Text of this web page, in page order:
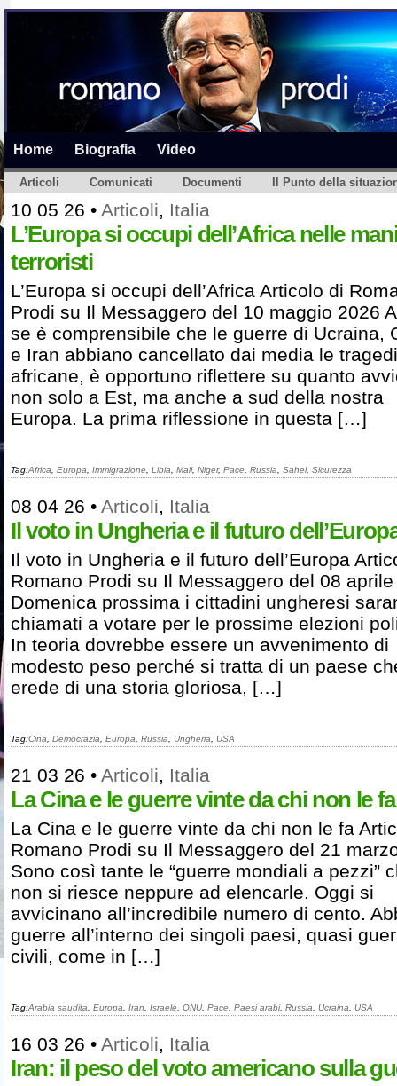
Home Biografia Video
Articoli Comunicati Documenti Il Punto della
10 05 26 • Articoli, Italia
L’Europa si occupi dell’Africa nelle
terroristi
L’Europa si occupi dell’Africa Articolo di
Prodi su Il Messaggero del 10 maggio 2026
se è comprensibile che le guerre di Ucraina,
e Iran abbiano cancellato dai media le
africane, è opportuno riflettere su quanto
non solo a Est, ma anche a sud della nostra
Europa. La prima riflessione in questa […]
Tag:Africa Europa Immigrazione Libia Mali, Niger, Pace Russia Sahel, Sicurezza
08 04 26 • Articoli, Italia
Il voto in Ungheria e il futuro
Il voto in Ungheria e il futuro dell’Europa
Romano Prodi su Il Messaggero del 08
Domenica prossima i cittadini ungheresi
chiamati a votare per le prossime elezioni
In teoria dovrebbe essere un avvenimento di
modesto peso perché si tratta di un paese
erede di una storia gloriosa, […]
Tag:Cina Democrazia Europa Russia Ungheria USA
21 03 26 • Articoli, Italia
La Cina e le guerre vinte da chi non le fa
La Cina e le guerre vinte da chi non le fa
Romano Prodi su Il Messaggero del 21
Sono così tante le “guerre mondiali a pezzi”
non si riesce neppure ad elencarle. Oggi si
avvicinano all’incredibile numero di cento.
guerre all’interno dei singoli paesi, quasi
civili, come in […]
Tag:Arabia saudita Europa Iran Israele ONU, Pace Paesi arabi, Russia Ucraina USA
16 03 26 • Articoli, Italia
Iran: il peso del voto americano sulla